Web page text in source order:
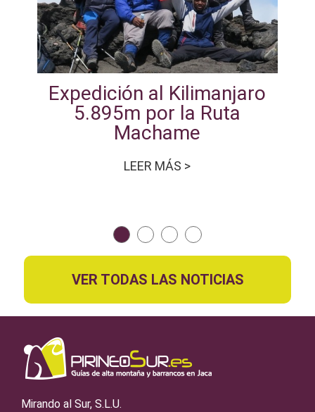
Expedición al Kilimanjaro
5.895m por la Ruta
Machame
LEER MÁS >
VER TODAS LAS NOTICIAS
Mirando al Sur, S.L.U.